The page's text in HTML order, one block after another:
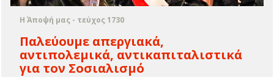
Η Άποψή μας - τεύχος 1730
Παλεύουμε απεργιακά,
αντιπολεμικά, αντικαπιταλιστικά
για τον Σοσιαλισμό